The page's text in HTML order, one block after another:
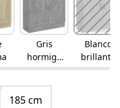
Gris
hormigó
n
Blanco
brillante
185 cm